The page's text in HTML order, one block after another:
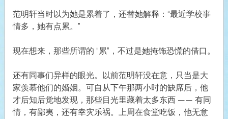
范明轩当时以为她是累着了，还替她解释：“最近学校事
情多，她有点累。”
现在想来，那些所谓的 “累”，不过是她掩饰恐慌的借口。
还有同事们异样的眼光。以前范明轩没在意，只当是大
家羡慕他们的婚姻。可自从下午那两小时的缺席后，他
才后知后觉地发现，那些目光里藏着太多东西 —— 有同
情，有鄙夷，还有幸灾乐祸。上周在食堂吃饭，他无意